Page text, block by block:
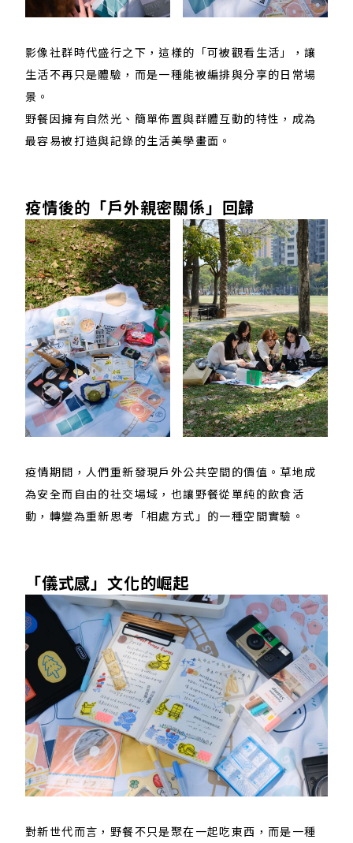
影像社群時代盛行之下，這樣的「可被觀看生活」，讓
生活不再只是體驗，而是一種能被編排與分享的日常場
景。
野餐因擁有自然光、簡單佈置與群體互動的特性，成為
最容易被打造與記錄的生活美學畫面。
疫​情後​的​「戶​外​親​密關係」​回歸
疫情期間，人們重新發現戶外公共空間的價值。草地成
為安全而自由的社交場域，也讓野餐從單純的飲食活
動，轉變為重新思考「相處方式」的一種空間實驗。
​「儀式感」文化的崛起
對新世代而言，野餐不只是聚在一起吃東西，而是一種